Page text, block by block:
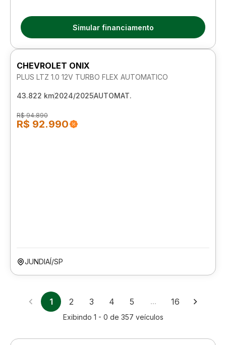
Simular financiamento
CHEVROLET ONIX
PLUS LTZ 1.0 12V TURBO FLEX AUTOMATICO
43.822 km2024/2025AUTOMAT.
R$ 94.890
R$ 92.990
JUNDIAÍ/SP
1 2 3 4 5 … 16
Exibindo 1 - 0 de 357 veículos